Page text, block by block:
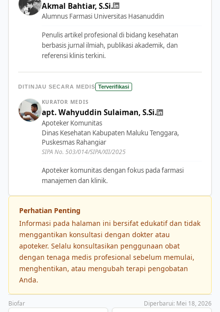
Akmal Bahtiar, S.Si.
Alumnus Farmasi Universitas Hasanuddin
Penulis artikel profesional di bidang kesehatan
berbasis jurnal ilmiah, publikasi akademik, dan
referensi klinis terkini.
DITINJAU SECARA MEDIS Terverifikasi
KURATOR MEDIS
apt. Wahyuddin Sulaiman, S.Si.
Apoteker Komunitas
Dinas Kesehatan Kabupaten Maluku Tenggara,
Puskesmas Rahangiar
SIPA No. 503/014/SIPA/XII/2025
Apoteker komunitas dengan fokus pada farmasi
manajemen dan klinik.
Perhatian Penting
Informasi pada halaman ini bersifat edukatif dan tidak
menggantikan konsultasi dengan dokter atau
apoteker. Selalu konsultasikan penggunaan obat
dengan tenaga medis profesional sebelum memulai,
menghentikan, atau mengubah terapi pengobatan
Anda.
Biofar Diperbarui: Mei 18, 2026